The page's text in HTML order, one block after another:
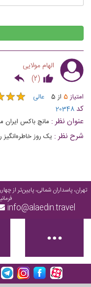
الهام مولایی
(
2
)
امتیاز5 از 5 عالی ★★
★★
کد 20348
عنوان نظر : مانچ باکس ایران
شرح نظر : یک روز
تهران، پاسداران شمالی، پایین‌تر از
فرمانیه،
info@alaedin.travel